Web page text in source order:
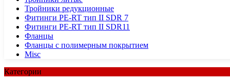
Тройники редукционные
Фитинги PE-RT тип II SDR 7
Фитинги PE-RT тип II SDR11
Фланцы
Фланцы с полимерным покрытием
Misc
Категории